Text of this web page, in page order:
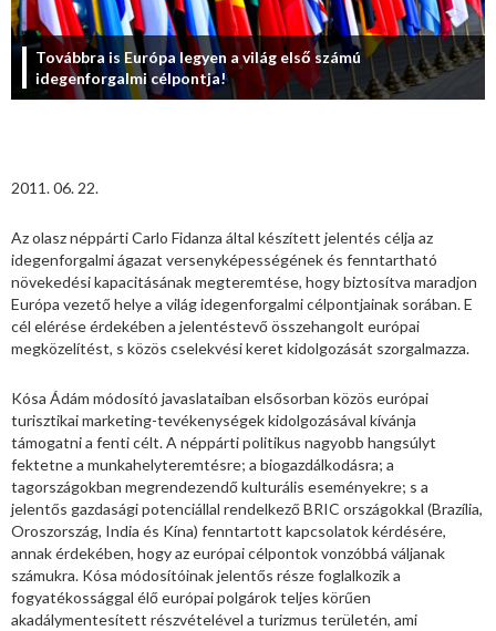
Továbbra is Európa legyen a világ első számú
idegenforgalmi célpontja!
2011. 06. 22.
Az olasz néppárti Carlo Fidanza által készített jelentés célja az
idegenforgalmi ágazat versenyképességének és fenntartható
növekedési kapacitásának megteremtése, hogy biztosítva maradjon
Európa vezető helye a világ idegenforgalmi célpontjainak sorában. E
cél elérése érdekében a jelentéstevő összehangolt európai
megközelítést, s közös cselekvési keret kidolgozását szorgalmazza.
Kósa Ádám módosító javaslataiban elsősorban közös európai
turisztikai marketing-tevékenységek kidolgozásával kívánja
támogatni a fenti célt. A néppárti politikus nagyobb hangsúlyt
fektetne a munkahelyteremtésre; a biogazdálkodásra; a
tagországokban megrendezendő kulturális eseményekre; s a
jelentős gazdasági potenciállal rendelkező BRIC országokkal (Brazília,
Oroszország, India és Kína) fenntartott kapcsolatok kérdésére,
annak érdekében, hogy az európai célpontok vonzóbbá váljanak
számukra. Kósa módosítóinak jelentős része foglalkozik a
fogyatékossággal élő európai polgárok teljes körűen
akadálymentesített részvételével a turizmus területén, ami